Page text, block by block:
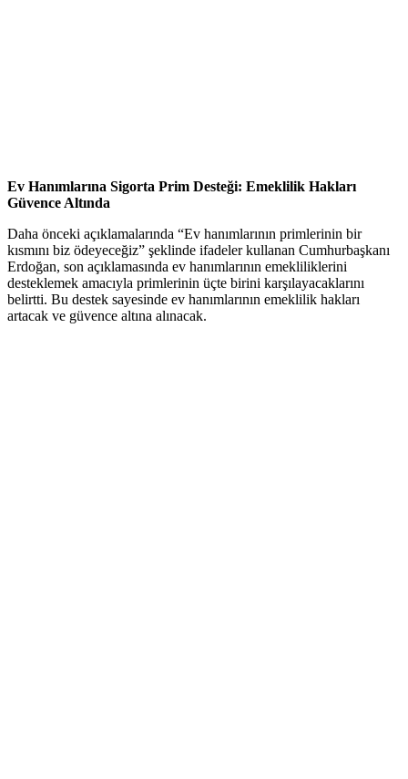
Ev Hanımlarına Sigorta Prim Desteği: Emeklilik Hakları
Güvence Altında
Daha önceki açıklamalarında “Ev hanımlarının primlerinin bir
kısmını biz ödeyeceğiz” şeklinde ifadeler kullanan Cumhurbaşkanı
Erdoğan, son açıklamasında ev hanımlarının emekliliklerini
desteklemek amacıyla primlerinin üçte birini karşılayacaklarını
belirtti. Bu destek sayesinde ev hanımlarının emeklilik hakları
artacak ve güvence altına alınacak.